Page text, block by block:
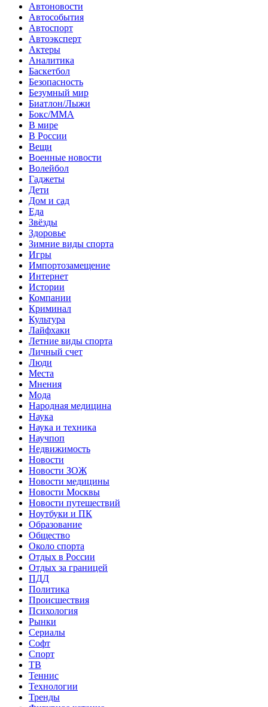
Автоновости
Автособытия
Автоспорт
Автоэксперт
Актеры
Аналитика
Баскетбол
Безопасность
Безумный мир
Биатлон/Лыжи
Бокс/MMA
В мире
В России
Вещи
Военные новости
Волейбол
Гаджеты
Дети
Дом и сад
Еда
Звёзды
Здоровье
Зимние виды спорта
Игры
Импортозамещение
Интернет
Истории
Компании
Криминал
Культура
Лайфхаки
Летние виды спорта
Личный счет
Люди
Места
Мнения
Мода
Народная медицина
Наука
Наука и техника
Научпоп
Недвижимость
Новости
Новости ЗОЖ
Новости медицины
Новости Москвы
Новости путешествий
Ноутбуки и ПК
Образование
Общество
Около спорта
Отдых в России
Отдых за границей
ПДД
Политика
Происшествия
Психология
Рынки
Сериалы
Софт
Спорт
ТВ
Теннис
Технологии
Тренды